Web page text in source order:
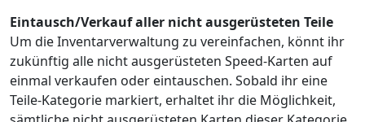
Eintausch/Verkauf aller nicht ausgerüsteten Teile
Um die Inventarverwaltung zu vereinfachen, könnt ihr
zukünftig alle nicht ausgerüsteten Speed-Karten auf
einmal verkaufen oder eintauschen. Sobald ihr eine
Teile-Kategorie markiert, erhaltet ihr die Möglichkeit,